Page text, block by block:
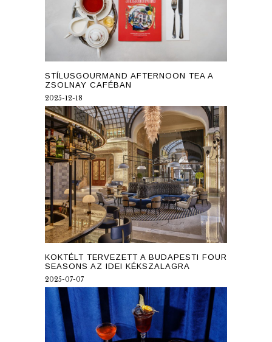
STÍLUSGOURMAND AFTERNOON TEA A
ZSOLNAY CAFÉBAN
2025-12-18
KOKTÉLT TERVEZETT A BUDAPESTI FOUR
SEASONS AZ IDEI KÉKSZALAGRA
2025-07-07